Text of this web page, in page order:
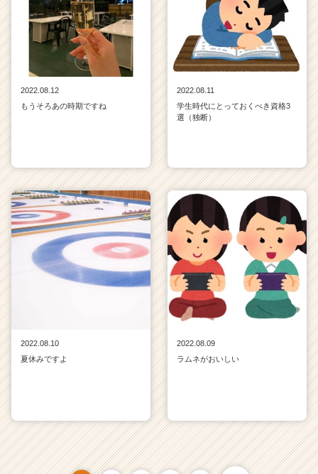
2022.08.12
もうそろあの時期ですね
2022.08.11
学生時代にとっておくべき資格3
選（独断）
2022.08.10
夏休みですよ
2022.08.09
ラムネがおいしい